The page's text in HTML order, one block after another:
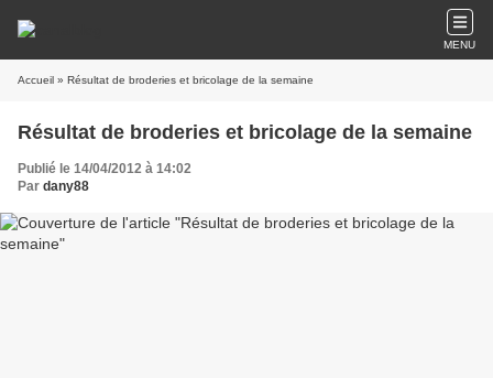
MENU
Accueil » Résultat de broderies et bricolage de la semaine
Résultat de broderies et bricolage de la semaine
Publié le 14/04/2012 à 14:02
Par dany88